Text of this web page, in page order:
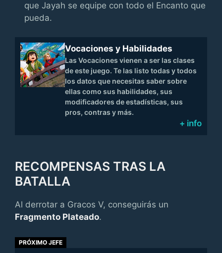
que Jayah se equipe con todo el Encanto que
pueda.
Vocaciones y Habilidades
Las Vocaciones vienen a ser las clases
de este juego. Te las listo todas y todos
los datos que necesitas saber sobre
ellas como sus habilidades, sus
modificadores de estadísticas, sus
pros, contras y más.
+ info
RECOMPENSAS TRAS LA
BATALLA
Al derrotar a Gracos V, conseguirás un
Fragmento Plateado.
PRÓXIMO JEFE